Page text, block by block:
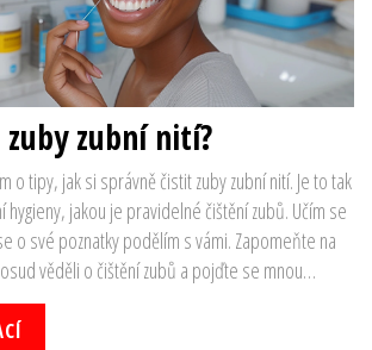
zubní nití?
o tipy, jak si správně čistit zuby zubní nití. Je to tak
jakou je pravidelné čištění zubů. Učím se
o své poznatky podělím s vámi. Zapomeňte na
věděli o čištění zubů a pojďte se mnou